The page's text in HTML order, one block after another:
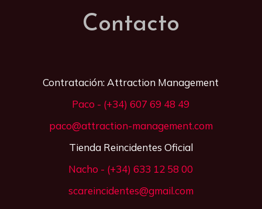
Contacto
Contratación: Attraction Management
Paco - (+34) 607 69 48 49
paco@attraction-management.com
Tienda Reincidentes Oficial
Nacho - (+34) 633 12 58 00
scareincidentes@gmail.com